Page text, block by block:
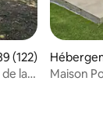
moyenne
(122)
la
Maison